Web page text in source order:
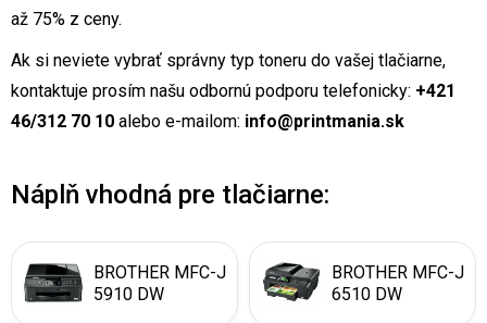
až 75% z ceny.
Ak si neviete vybrať správny typ toneru do vašej tlačiarne,
kontaktuje prosím našu odbornú podporu telefonicky: +421
46/312 70 10 alebo e-mailom: info@printmania.sk
Náplň vhodná pre tlačiarne:
BROTHER MFC-J
5910 DW
BROTHER MFC-J
6510 DW